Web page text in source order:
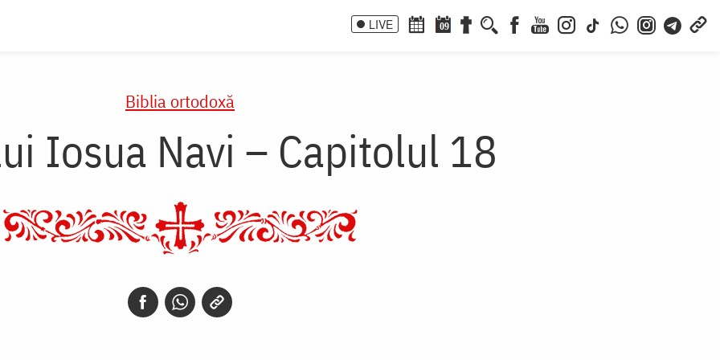
LIVE 09
Biblia ortodoxă
Iosua Navi – Capitolul 18